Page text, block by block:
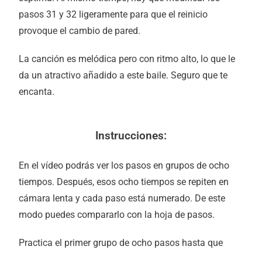
pasos 31 y 32 ligeramente para que el reinicio
provoque el cambio de pared.
La canción es melódica pero con ritmo alto, lo que le
da un atractivo añadido a este baile. Seguro que te
encanta.
Instrucciones:
En el vídeo podrás ver los pasos en grupos de ocho
tiempos. Después, esos ocho tiempos se repiten en
cámara lenta y cada paso está numerado. De este
modo puedes compararlo con la hoja de pasos.
Practica el primer grupo de ocho pasos hasta que